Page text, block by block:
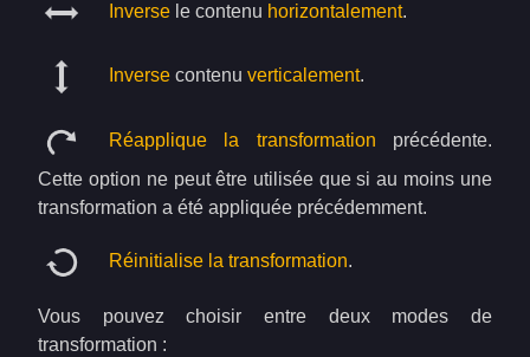
Inverse le contenu horizontalement.
Inverse contenuverticalement.
Réapplique la transformation précédente.
Cette option ne peut être utilisée que si au moins une
transformation a été appliquée précédemment.
Réinitialise la transformation.
Vous pouvez choisir entre deux modes de
transformation :